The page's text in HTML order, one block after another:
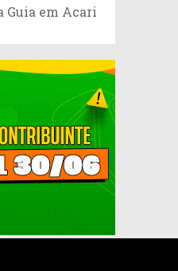
Guia em Acari